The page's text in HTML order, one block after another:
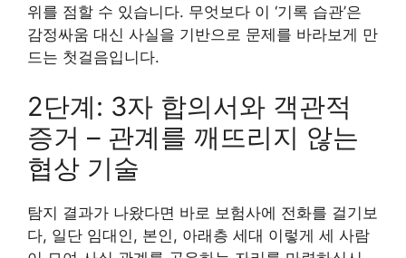
위를 점할 수 있습니다. 무엇보다 이 ‘기록 습관’은
감정싸움 대신 사실을 기반으로 문제를 바라보게 만
드는 첫걸음입니다.
2단계: 3자 합의서와 객관적
증거 – 관계를 깨뜨리지 않는
협상 기술
탐지 결과가 나왔다면 바로 보험사에 전화를 걸기보
다, 일단 임대인, 본인, 아래층 세대 이렇게 세 사람